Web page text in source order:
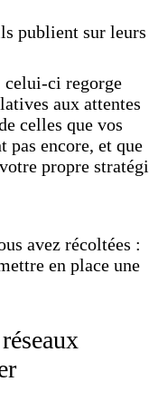
publient sur leurs
celui-ci regorge
aux attentes
celles que vos
pas encore, et que
propre
avez récoltées :
en place une